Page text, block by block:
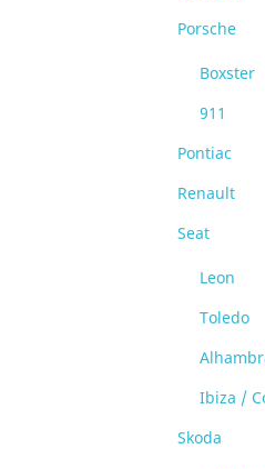
Porsche
Boxster
911
Pontiac
Renault
Seat
Leon
Toledo
Ibiza /
Skoda